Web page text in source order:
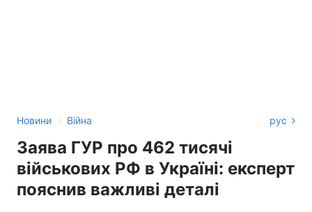
Новини › Війна рус
Заява ГУР про 462 тисячі
військових РФ в Україні: експерт
пояснив важливі деталі